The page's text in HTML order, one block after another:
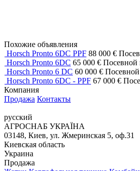
Похожие объявления
Horsch Pronto 6DC PPF 88 000 €
Horsch Pronto 6DC 65 000 € Посевной
Horsch Pronto 6 DC 60 000 €
Horsch Pronto 6DC - PPF 67 000 €
Компания
Продажа Контакты
русский
АГРОСНАБ УКРАЇНА
03148, Киев, ул. Жмеринская 5, оф.31
Киевская область
Украина
Продажа